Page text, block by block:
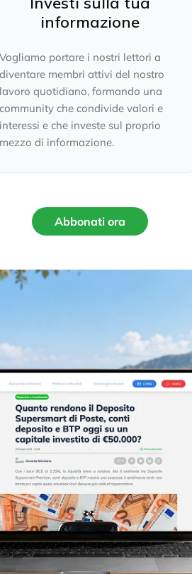
informazione
Vogliamo portare i nostri lettori a
diventare membri attivi del nostro
lavoro quotidiano, formando una
community che condivide valori e
interessi e che investe sul proprio
mezzo di informazione.
Abbonati ora